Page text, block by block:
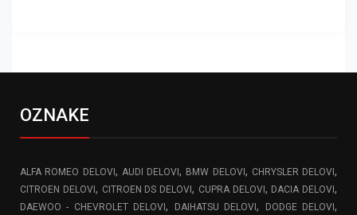
OZNAKE
ALFA ROMEO DELOVI , AUDI DELOVI , BMW DELOVI , CHRYSLER DELOVI ,
CITROEN DELOVI , CITROEN DS DELOVI , CUPRA DELOVI , DACIA DELOVI ,
DAEWOO - CHEVROLET DELOVI, DAIHATSU DELOVI, DODGE DELOVI,